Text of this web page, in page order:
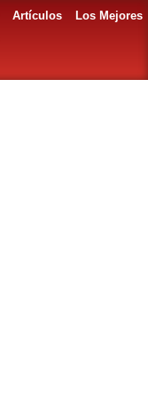
Artículos
Los Mejores